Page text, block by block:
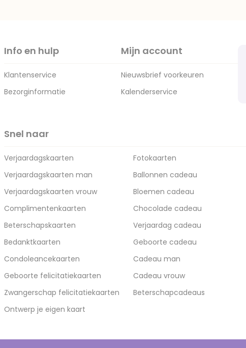
Info en hulp
Klantenservice
Bezorginformatie
Mijn account
Nieuwsbrief voorkeuren
Kalenderservice
Snel naar
Verjaardagskaarten
Verjaardagskaarten man
Verjaardagskaarten vrouw
Complimentenkaarten
Beterschapskaarten
Bedanktkaarten
Condoleancekaarten
Geboorte felicitatiekaarten
Zwangerschap felicitatiekaarten
Ontwerp je eigen kaart
Fotokaarten
Ballonnen cadeau
Bloemen cadeau
Chocolade cadeau
Verjaardag cadeau
Geboorte cadeau
Cadeau man
Cadeau vrouw
Beterschapcadeaus